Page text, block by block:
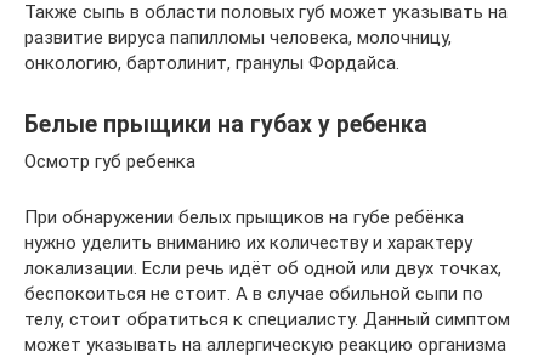
Также сыпь в области половых губ может указывать на
развитие вируса папилломы человека, молочницу,
онкологию, бартолинит, гранулы Фордайса.
Белые прыщики на губах у ребенка
Осмотр губ ребенка
При обнаружении белых прыщиков на губе ребёнка
нужно уделить вниманию их количеству и характеру
локализации. Если речь идёт об одной или двух точках,
беспокоиться не стоит. А в случае обильной сыпи по
телу, стоит обратиться к специалисту. Данный симптом
может указывать на аллергическую реакцию организма